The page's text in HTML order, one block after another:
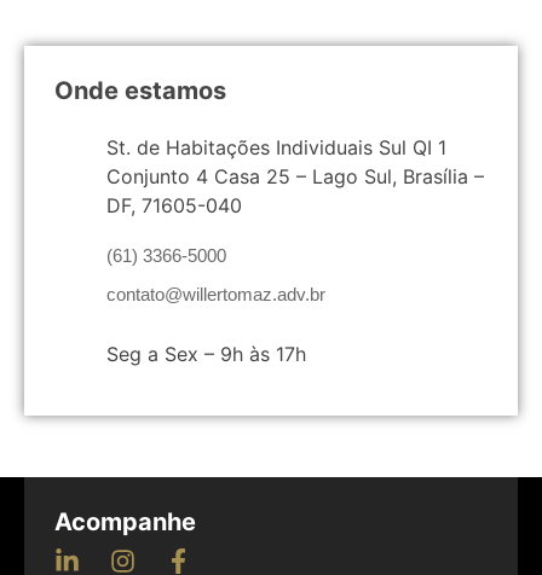
Onde estamos
St. de Habitações Individuais Sul QI 1
Conjunto 4 Casa 25 – Lago Sul, Brasília –
DF, 71605-040
(61) 3366-5000
contato@willertomaz.adv.br
Seg a Sex – 9h às 17h
Acompanhe